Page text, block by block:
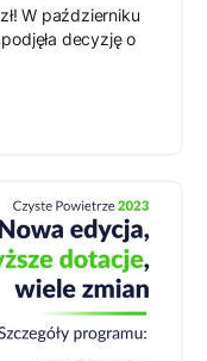
W październiku
decyzję o